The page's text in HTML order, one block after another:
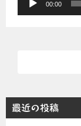
00:00
最近の投稿